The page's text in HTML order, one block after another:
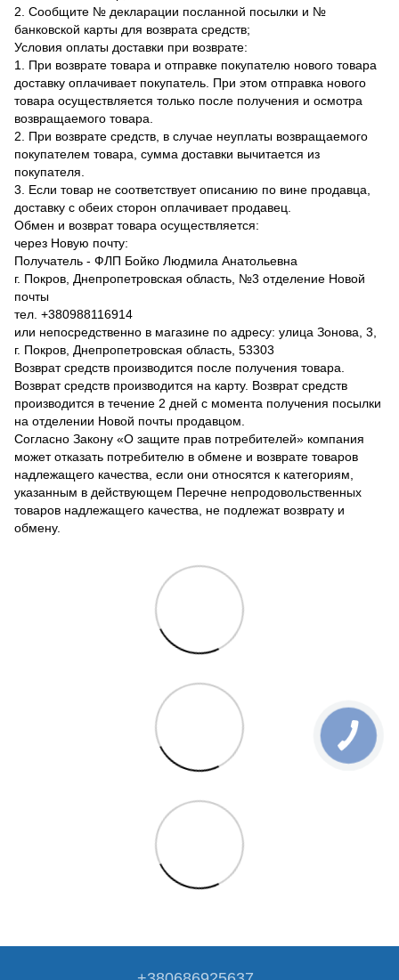
2. Сообщите № декларации посланной посылки и №
банковской карты для возврата средств;
Условия оплаты доставки при возврате:
1. При возврате товара и отправке покупателю нового товара
доставку оплачивает покупатель. При этом отправка нового
товара осуществляется только после получения и осмотра
возвращаемого товара.
2. При возврате средств, в случае неуплаты возвращаемого
покупателем товара, сумма доставки вычитается из
покупателя.
3. Если товар не соответствует описанию по вине продавца,
доставку с обеих сторон оплачивает продавец.
Обмен и возврат товара осуществляется:
через Новую почту:
Получатель - ФЛП Бойко Людмила Анатольевна
г. Покров, Днепропетровская область, №3 отделение Новой
почты
тел. +380988116914
или непосредственно в магазине по адресу: улица Зонова, 3,
г. Покров, Днепропетровская область, 53303
Возврат средств производится после получения товара.
Возврат средств производится на карту. Возврат средств
производится в течение 2 дней с момента получения посылки
на отделении Новой почты продавцом.
Согласно Закону «О защите прав потребителей» компания
может отказать потребителю в обмене и возврате товаров
надлежащего качества, если они относятся к категориям,
указанным в действующем Перечне непродовольственных
товаров надлежащего качества, не подлежат возврату и
обмену.